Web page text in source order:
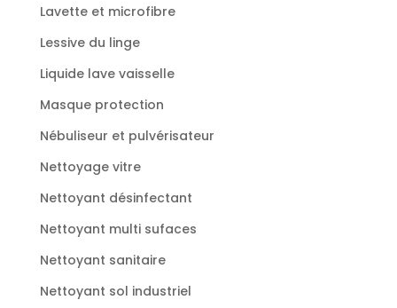
Lavette et microfibre
Lessive du linge
Liquide lave vaisselle
Masque protection
Nébuliseur et pulvérisateur
Nettoyage vitre
Nettoyant désinfectant
Nettoyant multi sufaces
Nettoyant sanitaire
Nettoyant sol industriel